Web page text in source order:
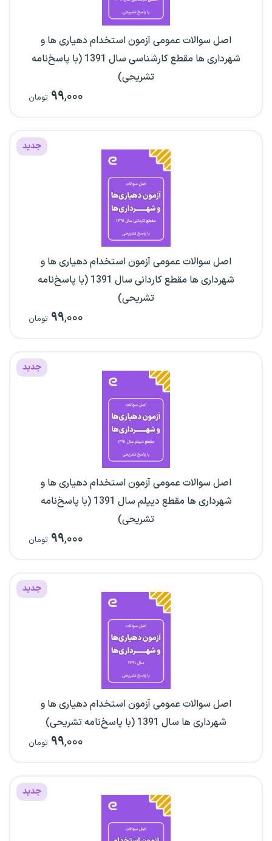
اصل سوالات عمومی آزمون استخدام دهیاری ها و
شهرداری ها مقطع کارشناسی سال 1391 (با پاسخ‌نامه
تشریحی)
۹۹,۰۰۰ تومان
جدید
اصل سوالات عمومی آزمون استخدام دهیاری ها و
شهرداری ها مقطع کاردانی سال 1391 (با پاسخ‌نامه
تشریحی)
۹۹,۰۰۰ تومان
جدید
اصل سوالات عمومی آزمون استخدام دهیاری ها و
شهرداری ها مقطع دیپلم سال 1391 (با پاسخ‌نامه
تشریحی)
۹۹,۰۰۰ تومان
جدید
اصل سوالات عمومی آزمون استخدام دهیاری ها و
شهرداری ها سال 1391 (با پاسخ‌نامه تشریحی)
۹۹,۰۰۰ تومان
جدید